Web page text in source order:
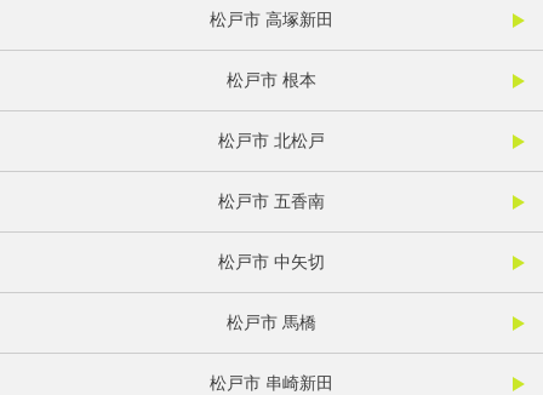
松戸市 高塚新田
松戸市 根本
松戸市 北松戸
松戸市 五香南
松戸市 中矢切
松戸市 馬橋
松戸市 串崎新田